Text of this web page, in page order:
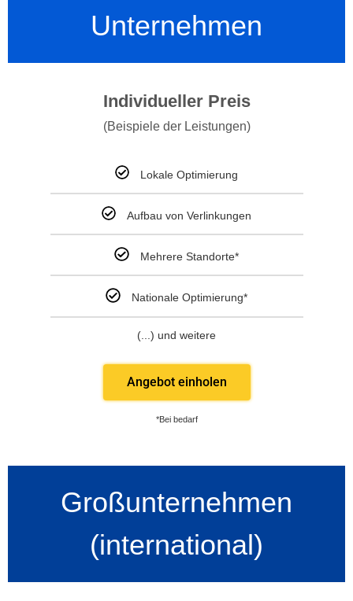
Unternehmen
Individueller Preis
(Beispiele der Leistungen)
Lokale Optimierung
Aufbau von Verlinkungen
Mehrere Standorte*
Nationale Optimierung*
(...) und weitere
Angebot einholen
*Bei bedarf
Großunternehmen
(international)